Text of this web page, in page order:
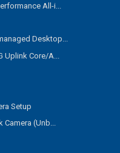
All-i...
Desktop...
Uplink Core/A...
Setup
(Unb...